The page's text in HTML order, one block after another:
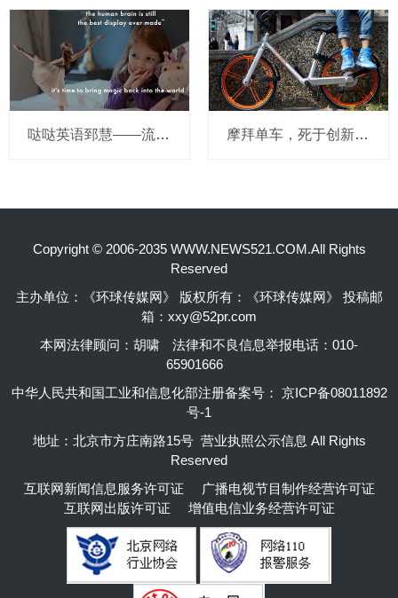
哒哒英语郅慧——流量这杯毒酒，你还喝吗？ 摩拜单车，死于创新的一百万种方式
Copyright © 2006-2035 WWW.NEWS521.COM.All Rights
Reserved
主办单位：《环球传媒网》 版权所有：《环球传媒网》 投稿邮
箱：xxy@52pr.com
本网法律顾问：胡啸
法律和不良信息举报电话：010-
65901666
中华人民共和国工业和信息化部注册备案号： 京ICP备08011892
号-1
地址：北京市方庄南路15号 营业执照公示信息 All Rights
Reserved
互联网新闻信息服务许可证
广播电视节目制作经营许可证
互联网出版许可证
增值电信业务经营许可证